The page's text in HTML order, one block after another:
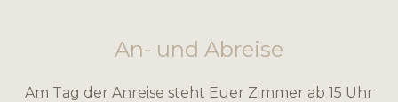
An- und Abreise
Am Tag der Anreise steht Euer Zimmer ab 15 Uhr